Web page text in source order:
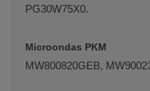
PG30W75X0.
Microondas PKM
MW800820GEB,